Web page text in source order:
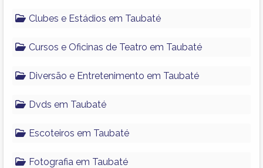
Clubes e Estádios em Taubaté
Cursos e Oficinas de Teatro em Taubaté
Diversão e Entretenimento em Taubaté
Dvds em Taubaté
Escoteiros em Taubaté
Fotografia em Taubaté